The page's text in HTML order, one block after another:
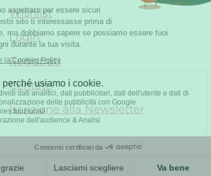
Wishlist
Login
Registrati
Contatti
Iscrizione alla Newsletter